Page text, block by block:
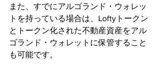
また、すでにアルゴランド・ウォレッ
トを持っている場合は、Loftyトークン
とトークン化された不動産資産をアル
ゴランド・ウォレットに保管すること
も可能です。